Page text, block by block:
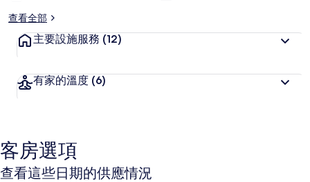
查看全部
主要設施服務 (12)
有家的溫度 (6)
客房選項
查看這些日期的供應情況